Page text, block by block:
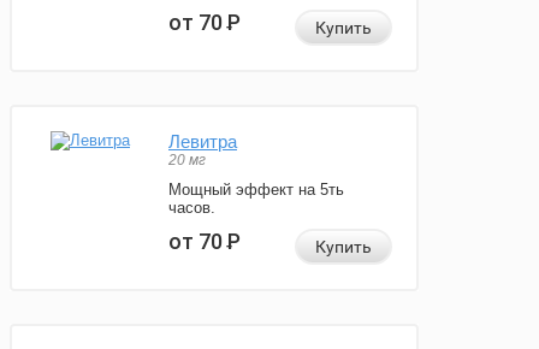
от 70Р Купить
Левитра
20 мг
Мощный эффект на 5ть
часов.
от 70Р Купить